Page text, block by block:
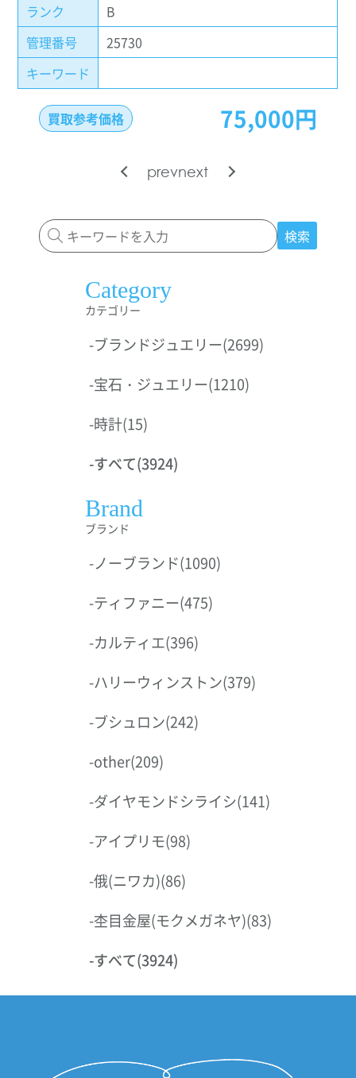
ランク
B
管理番号
25730
キーワード
買取参考価格 75,000円
prevnext
検索
Category
カテゴリー
-ブランドジュエリー(2699)
-宝石・ジュエリー(1210)
-時計(15)
-すべて(3924)
Brand
ブランド
-ノーブランド(1090)
-ティファニー(475)
-カルティエ(396)
-ハリーウィンストン(379)
-ブシュロン(242)
-other(209)
-ダイヤモンドシライシ(141)
-アイプリモ(98)
-俄(ニワカ)(86)
-杢目金屋(モクメガネヤ)(83)
-すべて(3924)